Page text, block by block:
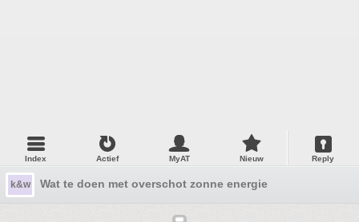
Index Actief MyAT Nieuw Reply
k&w Wat te doen met overschot zonne energie